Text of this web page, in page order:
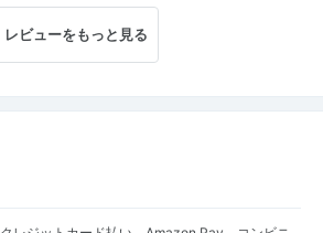
レビューをもっと見る